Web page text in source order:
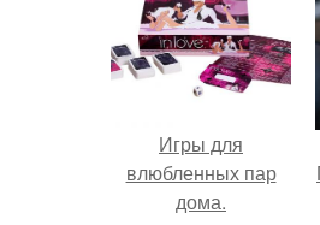
Игры для
влюбленных пар
дома.